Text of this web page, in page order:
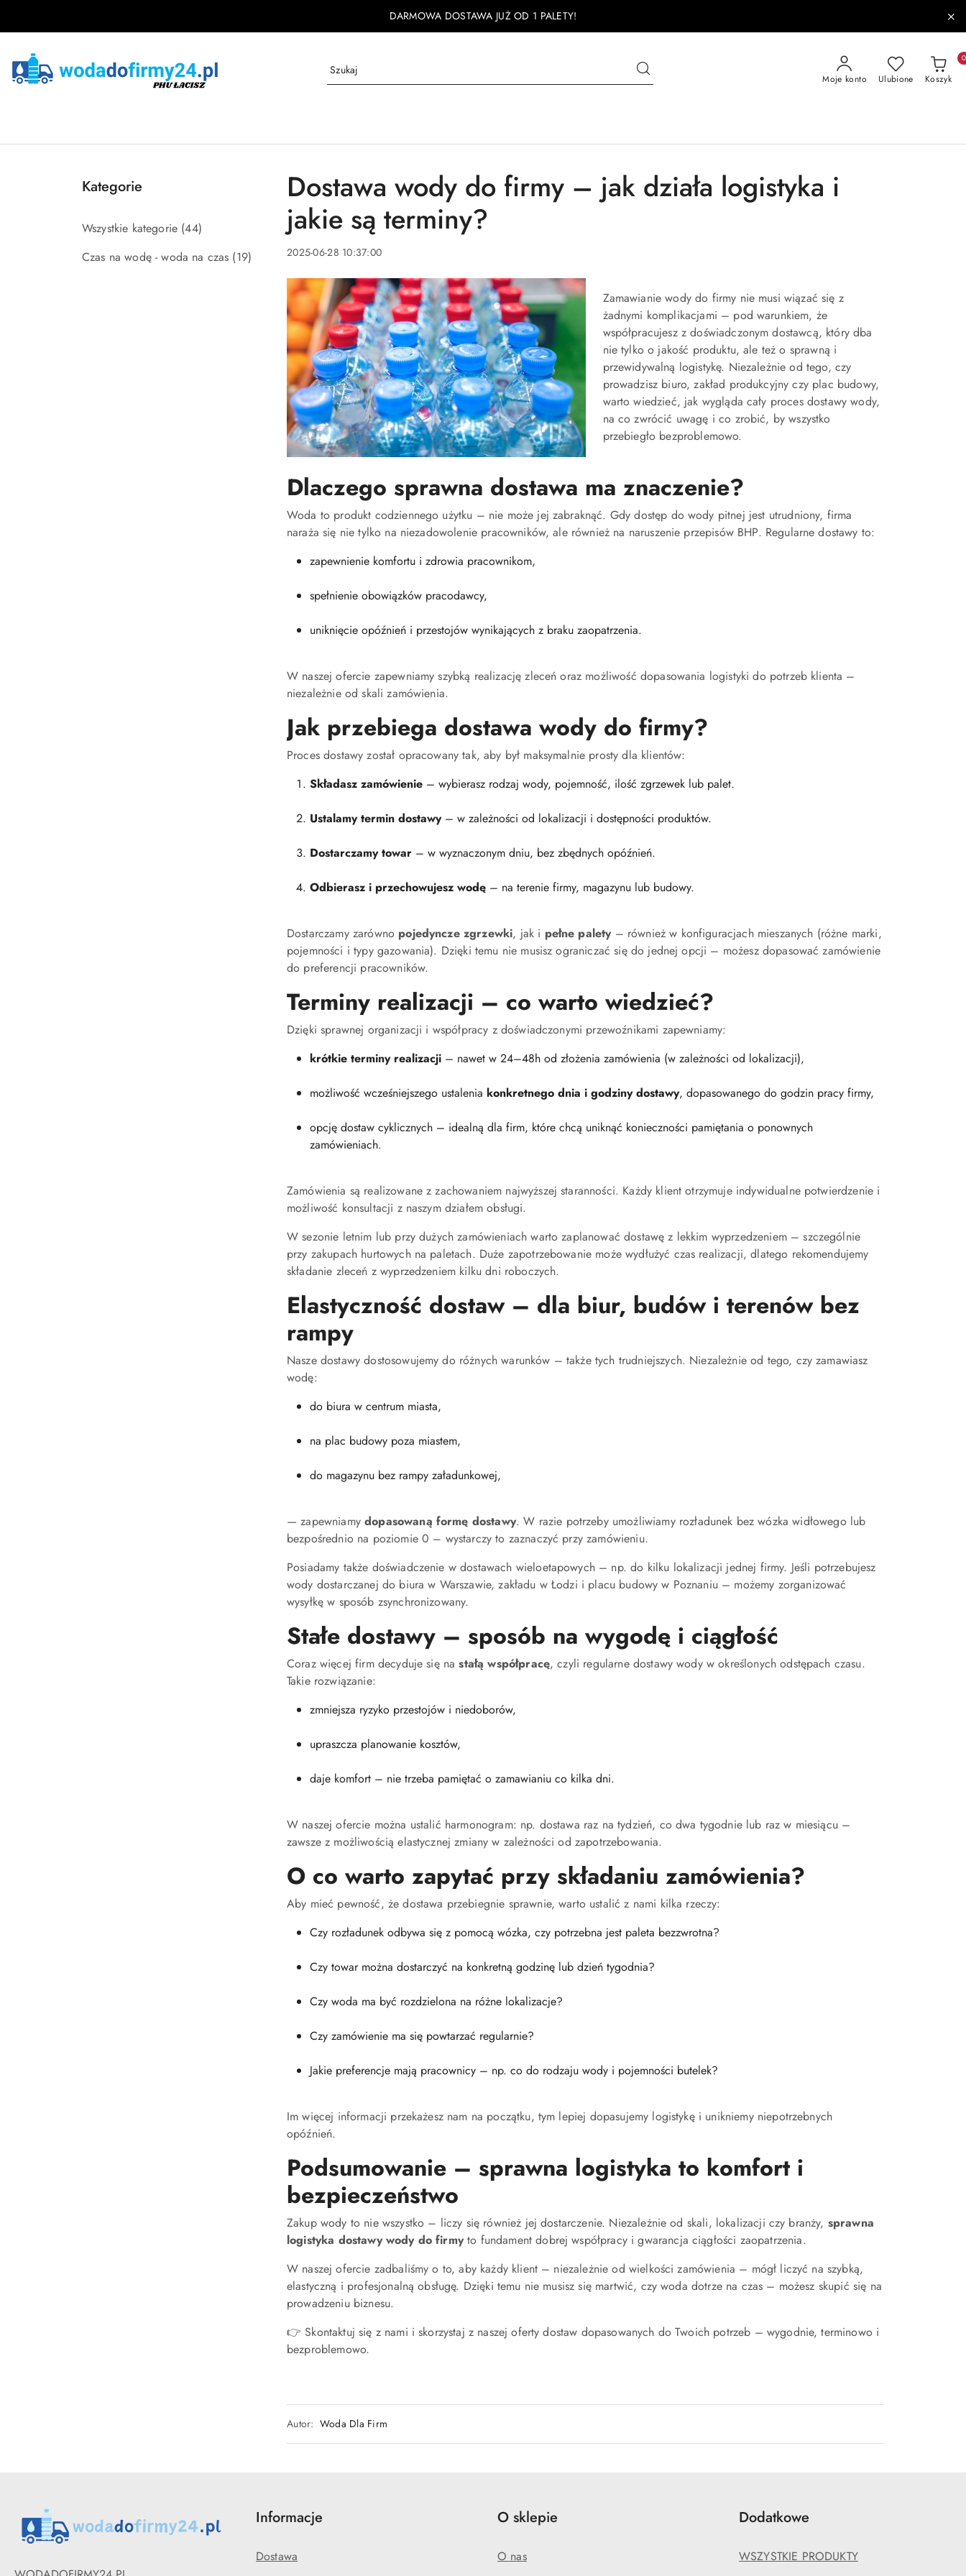
DARMOWA DOSTAWA JUŻ OD 1 PALETY!
Moje konto Ulubione Koszyk
0
Kategorie
Wszystkie kategorie (44)
Czas na wodę - woda na czas (19)
Dostawa wody do firmy – jak działa logistyka i
jakie są terminy?
2025-06-28 10:37:00
Zamawianie wody do firmy nie musi wiązać się z
żadnymi komplikacjami – pod warunkiem, że
współpracujesz z doświadczonym dostawcą, który dba
nie tylko o jakość produktu, ale też o sprawną i
przewidywalną logistykę. Niezależnie od tego, czy
prowadzisz biuro, zakład produkcyjny czy plac budowy,
warto wiedzieć, jak wygląda cały proces dostawy wody,
na co zwrócić uwagę i co zrobić, by wszystko
przebiegło bezproblemowo.
Dlaczego sprawna dostawa ma znaczenie?
Woda to produkt codziennego użytku – nie może jej zabraknąć. Gdy dostęp do wody pitnej jest utrudniony, firma
naraża się nie tylko na niezadowolenie pracowników, ale również na naruszenie przepisów BHP. Regularne dostawy to:
zapewnienie komfortu i zdrowia pracownikom,
spełnienie obowiązków pracodawcy,
uniknięcie opóźnień i przestojów wynikających z braku zaopatrzenia.
W naszej ofercie zapewniamy szybką realizację zleceń oraz możliwość dopasowania logistyki do potrzeb klienta –
niezależnie od skali zamówienia.
Jak przebiega dostawa wody do firmy?
Proces dostawy został opracowany tak, aby był maksymalnie prosty dla klientów:
Składasz zamówienie – wybierasz rodzaj wody, pojemność, ilość zgrzewek lub palet.
Ustalamy termin dostawy– w zależności od lokalizacji i dostępności produktów.
Dostarczamy towar – w wyznaczonym dniu, bez zbędnych opóźnień.
Odbierasz i przechowujesz wodę – na terenie firmy, magazynu lub budowy.
Dostarczamy zarówno pojedyncze zgrzewki, jak i pełne palety– również w konfiguracjach mieszanych (różne marki,
pojemności i typy gazowania). Dzięki temu nie musisz ograniczać się do jednej opcji – możesz dopasować zamówienie
do preferencji pracowników.
Terminy realizacji – co warto wiedzieć?
Dzięki sprawnej organizacji i współpracy z doświadczonymi przewoźnikami zapewniamy:
krótkie terminy realizacji – nawet w 24–48h od złożenia zamówienia (w zależności od lokalizacji),
możliwość wcześniejszego ustalenia konkretnego dnia i godziny dostawy, dopasowanego do godzin pracy firmy,
opcję dostaw cyklicznych – idealną dla firm, które chcą uniknąć konieczności pamiętania o ponownych
zamówieniach.
Zamówienia są realizowane z zachowaniem najwyższej staranności. Każdy klient otrzymuje indywidualne potwierdzenie i
możliwość konsultacji z naszym działem obsługi.
W sezonie letnim lub przy dużych zamówieniach warto zaplanować dostawę z lekkim wyprzedzeniem – szczególnie
przy zakupach hurtowych na paletach. Duże zapotrzebowanie może wydłużyć czas realizacji, dlatego rekomendujemy
składanie zleceń z wyprzedzeniem kilku dni roboczych.
Elastyczność dostaw – dla biur, budów i terenów bez
rampy
Nasze dostawy dostosowujemy do różnych warunków – także tych trudniejszych. Niezależnie od tego, czy zamawiasz
wodę:
do biura w centrum miasta,
na plac budowy poza miastem,
do magazynu bez rampy załadunkowej,
— zapewniamydopasowaną formę dostawy. W razie potrzeby umożliwiamy rozładunek bez wózka widłowego lub
bezpośrednio na poziomie 0 – wystarczy to zaznaczyć przy zamówieniu.
Posiadamy także doświadczenie w dostawach wieloetapowych – np. do kilku lokalizacji jednej firmy. Jeśli potrzebujesz
wody dostarczanej do biura w Warszawie, zakładu w Łodzi i placu budowy w Poznaniu – możemy zorganizować
wysyłkę w sposób zsynchronizowany.
Stałe dostawy – sposób na wygodę i ciągłość
Coraz więcej firm decyduje się nastałą współpracę, czyli regularne dostawy wody w określonych odstępach czasu.
Takie rozwiązanie:
zmniejsza ryzyko przestojów i niedoborów,
upraszcza planowanie kosztów,
daje komfort – nie trzeba pamiętać o zamawianiu co kilka dni.
W naszej ofercie można ustalić harmonogram: np. dostawa raz na tydzień, co dwa tygodnie lub raz w miesiącu –
zawsze z możliwością elastycznej zmiany w zależności od zapotrzebowania.
O co warto zapytać przy składaniu zamówienia?
Aby mieć pewność, że dostawa przebiegnie sprawnie, warto ustalić z nami kilka rzeczy:
Czy rozładunek odbywa się z pomocą wózka, czy potrzebna jest paleta bezzwrotna?
Czy towar można dostarczyć na konkretną godzinę lub dzień tygodnia?
Czy woda ma być rozdzielona na różne lokalizacje?
Czy zamówienie ma się powtarzać regularnie?
Jakie preferencje mają pracownicy – np. co do rodzaju wody i pojemności butelek?
Im więcej informacji przekażesz nam na początku, tym lepiej dopasujemy logistykę i unikniemy niepotrzebnych
opóźnień.
Podsumowanie – sprawna logistyka to komfort i
bezpieczeństwo
Zakup wody to nie wszystko – liczy się również jej dostarczenie. Niezależnie od skali, lokalizacji czy branży, sprawna
logistyka dostawy wody do firmyto fundament dobrej współpracy i gwarancja ciągłości zaopatrzenia.
W naszej ofercie zadbaliśmy o to, aby każdy klient – niezależnie od wielkości zamówienia – mógł liczyć na szybką,
elastyczną i profesjonalną obsługę. Dzięki temu nie musisz się martwić, czy woda dotrze na czas – możesz skupić się na
prowadzeniu biznesu.
👉 Skontaktuj się z nami i skorzystaj z naszej oferty dostaw dopasowanych do Twoich potrzeb – wygodnie, terminowo i
bezproblemowo.
Autor: Woda Dla Firm
Informacje
Dostawa
O sklepie
O nas
Dodatkowe
WSZYSTKIE PRODUKTY